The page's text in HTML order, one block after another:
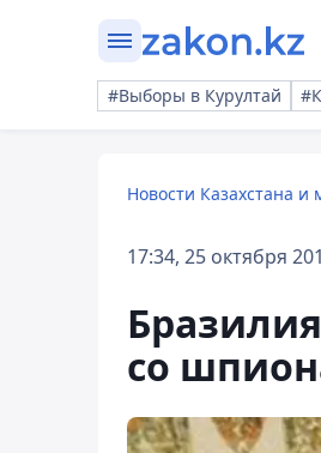
#Выборы в Курултай
Новости Казахстана и
17:34, 25 октября
со